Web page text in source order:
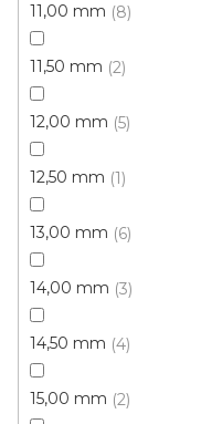
11,00 mm 8
11,50 mm 2
12,00 mm 5
12,50 mm 1
13,00 mm 6
14,00 mm 3
14,50 mm 4
15,00 mm 2